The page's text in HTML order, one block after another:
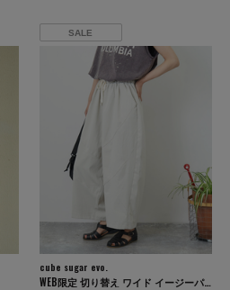
SALE
cube sugar evo.
WEB限定 切り替え ワイド イージーパンツ